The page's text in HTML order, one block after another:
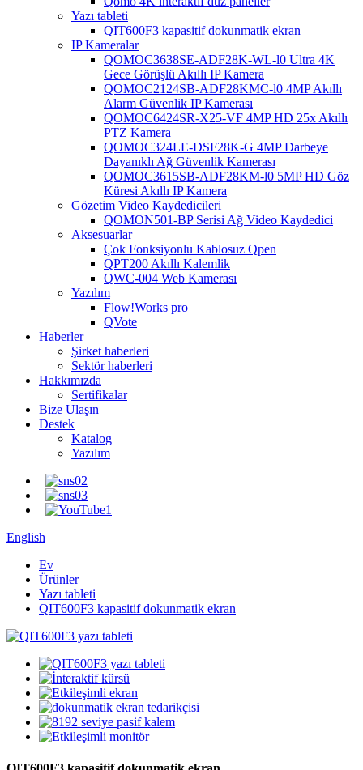
Yazı tableti
QIT600F3 kapasitif dokunmatik ekran
IP Kameralar
QOMOC3638SE-ADF28K-WL-l0 ​​Ultra 4K
Gece Görüşlü Akıllı IP Kamera
QOMOC2124SB-ADF28KMC-l0 4MP Akıllı
Alarm Güvenlik IP Kamerası
QOMOC6424SR-X25-VF 4MP HD 25x Akıllı
PTZ Kamera
QOMOC324LE-DSF28K-G 4MP Darbeye
Dayanıklı Ağ Güvenlik Kamerası
QOMOC3615SB-ADF28KM-l0 5MP HD Göz
Küresi Akıllı IP Kamera
Gözetim Video Kaydedicileri
QOMON501-BP Serisi Ağ Video Kaydedici
Aksesuarlar
Çok Fonksiyonlu Kablosuz Qpen
QPT200 Akıllı Kalemlik
QWC-004 Web Kamerası
Yazılım
Flow!Works pro
QVote
Haberler
Şirket haberleri
Sektör haberleri
Hakkımızda
Sertifikalar
Bize Ulaşın
Destek
Katalog
Yazılım
English
Ev
Ürünler
Yazı tableti
QIT600F3 kapasitif dokunmatik ekran